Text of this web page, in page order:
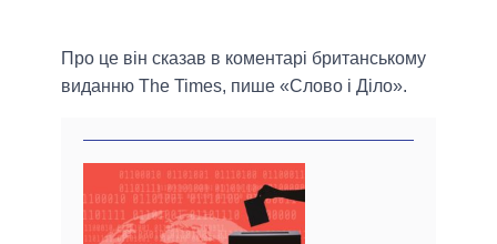
Про це він сказав в коментарі британському
виданню The Times, пише «Слово і Діло».